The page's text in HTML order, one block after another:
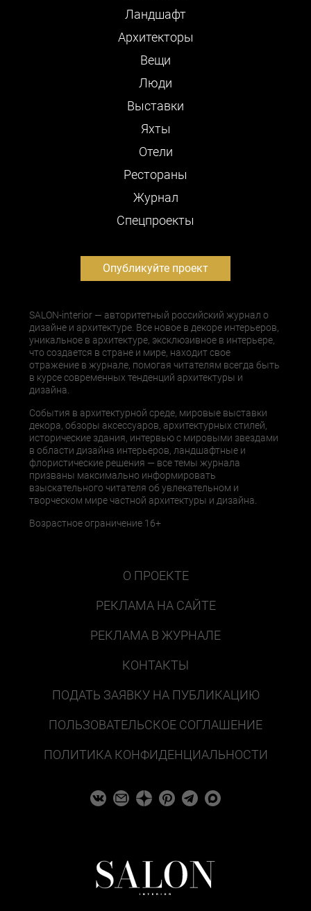
Ландшафт
Архитекторы
Вещи
Люди
Выставки
Яхты
Отели
Рестораны
Журнал
Cпецпроекты
Опубликуйте проект
SALON-interior — авторитетный российский журнал о
дизайне и архитектуре. Все новое в декоре интерьеров,
уникальное в архитектуре, эксклюзивное в интерьере,
что создается в стране и мире, находит свое
отражение в журнале, помогая читателям всегда быть
в курсе современных тенденций архитектуры и
дизайна.
События в архитектурной среде, мировые выставки
декора, обзоры аксессуаров, архитектурных стилей,
исторические здания, интервью с мировыми звездами
в области дизайна интерьеров, ландшафтные и
флористические решения — все темы журнала
призваны максимально информировать
взыскательного читателя об увлекательном и
творческом мире частной архитектуры и дизайна.
Возрастное ограничение 16+
О ПРОЕКТЕ
РЕКЛАМА НА САЙТЕ
РЕКЛАМА В ЖУРНАЛЕ
КОНТАКТЫ
ПОДАТЬ ЗАЯВКУ НА ПУБЛИКАЦИЮ
ПОЛЬЗОВАТЕЛЬСКОЕ СОГЛАШЕНИЕ
ПОЛИТИКА КОНФИДЕНЦИАЛЬНОСТИ